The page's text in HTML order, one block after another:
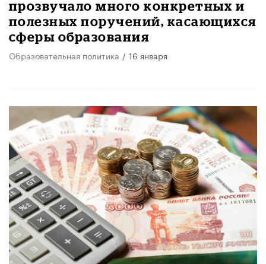
прозвучало много конкретных и
полезных поручений, касающихся
сферы образования
Образовательная политика / 16 января